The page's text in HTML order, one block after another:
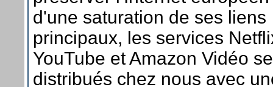
d'une saturation de ses liens
principaux, les services
YouTube et Amazon Vidéo
distribués chez nous avec